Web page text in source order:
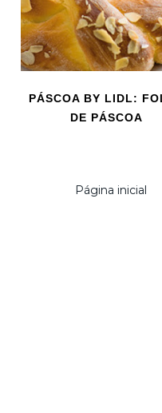
PÁSCOA BY LIDL:
DE PÁSCOA
Página inicial